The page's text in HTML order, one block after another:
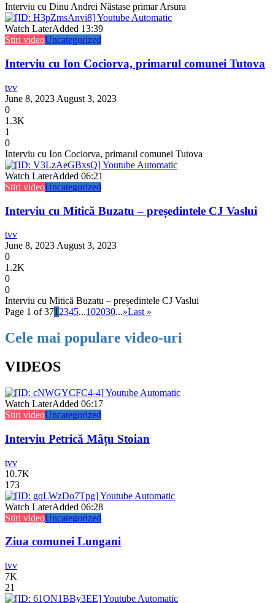
Interviu cu Dinu Andrei Năstase primar Arsura
Watch LaterAdded 13:39
Stiri videoUncategorized
Interviu cu Ion Cociorva, primarul comunei Tutova
tvv
June 8, 2023 August 3, 2023
0
1.3K
1
0
Interviu cu Ion Cociorva, primarul comunei Tutova
Watch LaterAdded 06:21
Stiri videoUncategorized
Interviu cu Mitică Buzatu – președintele CJ Vaslui
tvv
June 8, 2023 August 3, 2023
0
1.2K
0
0
Interviu cu Mitică Buzatu – președintele CJ Vaslui
Page 1 of 371 2345...102030...»Last »
Cele mai populare video-uri
VIDEOS
Watch LaterAdded 06:17
Stiri videoUncategorized
Interviu Petrică Mâțu Stoian
tvv
10.7K
173
Watch LaterAdded 06:28
Stiri videoUncategorized
Ziua comunei Lungani
tvv
7K
21